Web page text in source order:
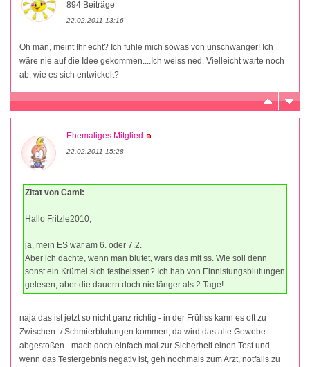
894 Beiträge
22.02.2011 13:16
Oh man, meint Ihr echt? Ich fühle mich sowas von unschwanger! Ich
wäre nie auf die Idee gekommen....Ich weiss ned. Vielleicht warte noch
ab, wie es sich entwickelt?
Ehemaliges Mitglied
22.02.2011 15:28
Zitat von Cami:
Hallo Fritzle2010,
ja, mein ES war am 6. oder 7.2.
Aber ich dachte, wenn man blutet, wars das mit ss. Wie soll denn
sonst ein Krümel sich festbeissen? Ich hab von Einnistungsblutungen
gelesen, aber die dauern doch nie länger als 2 Tage!
naja das ist jetzt so nicht ganz richtig - in der Frühss kann es oft zu
Zwischen- / Schmierblutungen kommen, da wird das alte Gewebe
abgestoßen - mach doch einfach mal zur Sicherheit einen Test und
wenn das Testergebnis negativ ist, geh nochmals zum Arzt, notfalls zu